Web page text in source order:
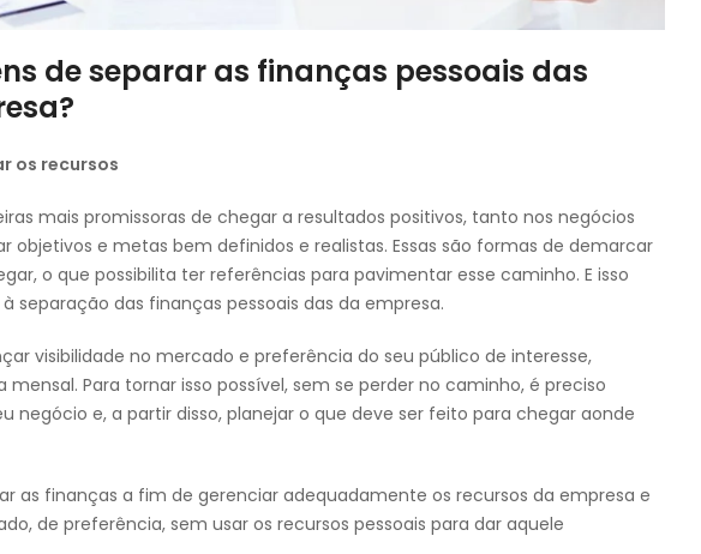
de separar as finanças pessoais das
os recursos
mais promissoras de chegar a resultados positivos, tanto nos negócios
objetivos e metas bem definidos e realistas. Essas são formas de demarcar
o que possibilita ter referências para pavimentar esse caminho. E isso
separação das finanças pessoais das da empresa.
visibilidade no mercado e preferência do seu público de interesse,
Para tornar isso possível, sem se perder no caminho, é preciso
negócio e, a partir disso, planejar o que deve ser feito para chegar aonde
as finanças a fim de gerenciar adequadamente os recursos da empresa e
de preferência, sem usar os recursos pessoais para dar aquele